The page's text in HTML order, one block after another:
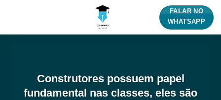
FALAR NO
WHATSAPP
Construtores possuem papel
fundamental nas classes, eles são